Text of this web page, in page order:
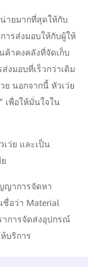
ายมากที่สุดให้กับ
ารส่งมอบให้กับผู้ให้
ค้าคงคลังที่จัดเก็บ
งมอบที่เร็วกว่าเดิม
ย นอกจากนี้ หัวเว่ย
เพื่อให้มั่นใจใน
เว่ย และเป็น
ญาการจัดหา
ชื่อว่า Material
าการจัดส่งอุปกรณ์
บริการ